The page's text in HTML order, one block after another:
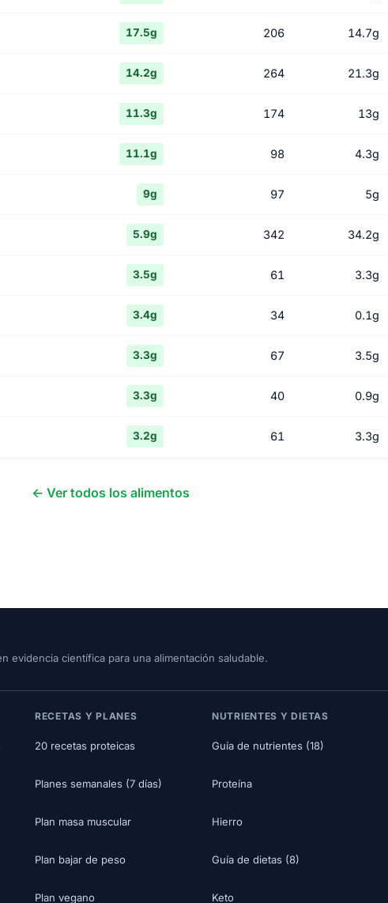
17.5g 206 14.7g
14.2g 264 21.3g
11.3g 174 13g
11.1g 98 4.3g
9g 97 5g
5.9g 342 34.2g
3.5g 61 3.3g
3.4g 34 0.1g
3.3g 67 3.5g
3.3g 40 0.9g
3.2g 61 3.3g
← Ver todos los alimentos
evidencia científica para una alimentación saludable.
RECETAS Y PLANES
20 recetas proteicas
Planes semanales (7 días)
Plan masa muscular
Plan bajar de peso
Plan vegano
NUTRIENTES Y DIETAS
Guía de nutrientes (18)
Proteína
Hierro
Guía de dietas (8)
Keto